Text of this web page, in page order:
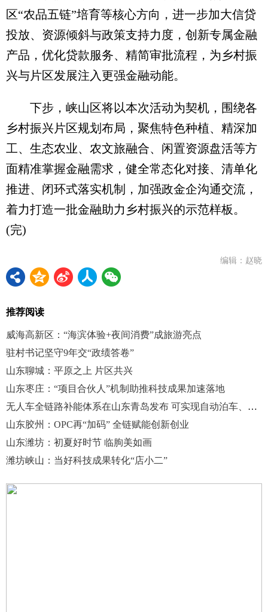
区“农品五链”培育等核心方向，进一步加大信贷
投放、资源倾斜与政策支持力度，创新专属金融
产品，优化贷款服务、精简审批流程，为乡村振
兴与片区发展注入更强金融动能。
下步，峡山区将以本次活动为契机，围绕各
乡村振兴片区规划布局，聚焦特色种植、精深加
工、生态农业、农文旅融合、闲置资源盘活等方
面精准掌握金融需求，健全常态化对接、清单化
推进、闭环式落实机制，加强政金企沟通交流，
着力打造一批金融助力乡村振兴的示范样板。
(完)
编辑：赵晓
推荐阅读
威海高新区：“海滨体验+夜间消费”成旅游亮点
驻村书记坚守9年交“政绩答卷”
山东聊城：平原之上 片区共兴
山东枣庄：“项目合伙人”机制助推科技成果加速落地
无人车全链路补能体系在山东青岛发布 可实现自动泊车、充电
山东胶州：OPC再“加码” 全链赋能创新创业
山东潍坊：初夏好时节 临朐美如画
潍坊峡山：当好科技成果转化“店小二”